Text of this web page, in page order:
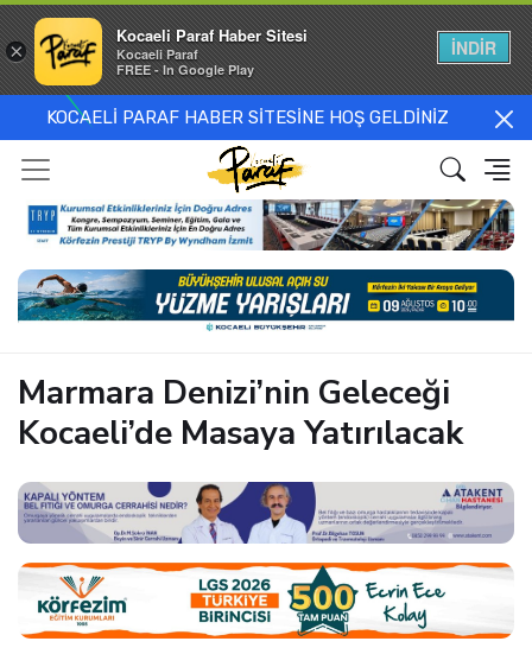
KOCAELİ PARAF HABER SİTESİNE HOŞ GELDİNİZ
Marmara Denizi’nin Geleceği
Kocaeli’de Masaya Yatırılacak
×
Kocaeli Paraf Haber Sitesi
Kocaeli Paraf
FREE - In Google Play
İNDİR